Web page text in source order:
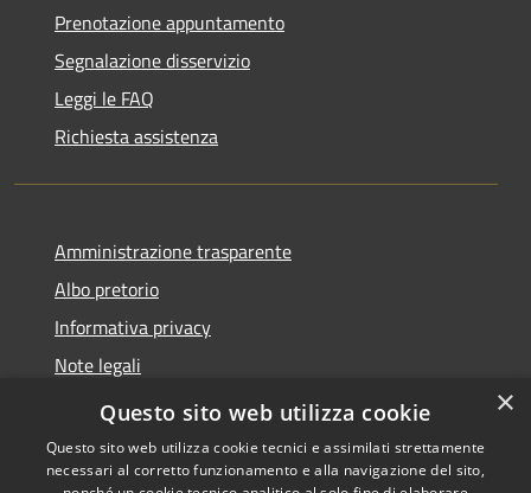
Prenotazione appuntamento
Segnalazione disservizio
Leggi le FAQ
Richiesta assistenza
Amministrazione trasparente
Albo pretorio
Informativa privacy
Note legali
Dichiarazione di accessibilità
×
Questo sito web utilizza cookie
Questo sito web utilizza cookie tecnici e assimilati strettamente
necessari al corretto funzionamento e alla navigazione del sito,